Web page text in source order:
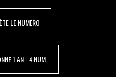
LE NUMÉRO
1 AN - 4 NUM.